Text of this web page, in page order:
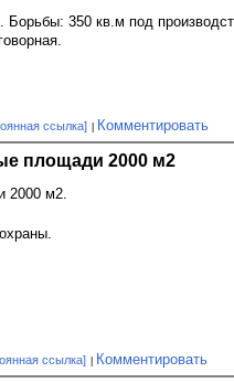
350 кв.м под
ссылка] Комментировать
площади 2000 м2
2000 м2.
ссылка] Комментировать